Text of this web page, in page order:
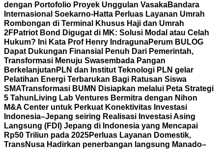
dengan Portofolio Proyek Unggulan VasakaBandara
Internasional Soekarno-Hatta Perluas Layanan Umrah
Rombongan di Terminal Khusus Haji dan Umrah
2FPatriot Bond Digugat di MK: Solusi Modal atau Celah
Hukum? Ini Kata Prof Henry IndragunaPerum BULOG
Dapat Dukungan Finansial Penuh Dari Pemerintah,
Transformasi Menuju Swasembada Pangan
Berkelanjutan PLN dan Institut Teknologi PLN gelar
Pelatihan Energi Terbarukan Bagi Ratusan Siswa
SMATransformasi BUMN Disiapkan melalui Peta Strategi
5 Tahun Living Lab Ventures Bermitra dengan Nihon
M&A Center untuk Perkuat Konektivitas Investasi
Indonesia–Jepang seiring Realisasi Investasi Asing
Langsung (FDI) Jepang di Indonesia yang Mencapai
Rp50 Triliun pada 2025Perluas Layanan Domestik,
TransNusa Hadirkan penerbangan langsung Manado–